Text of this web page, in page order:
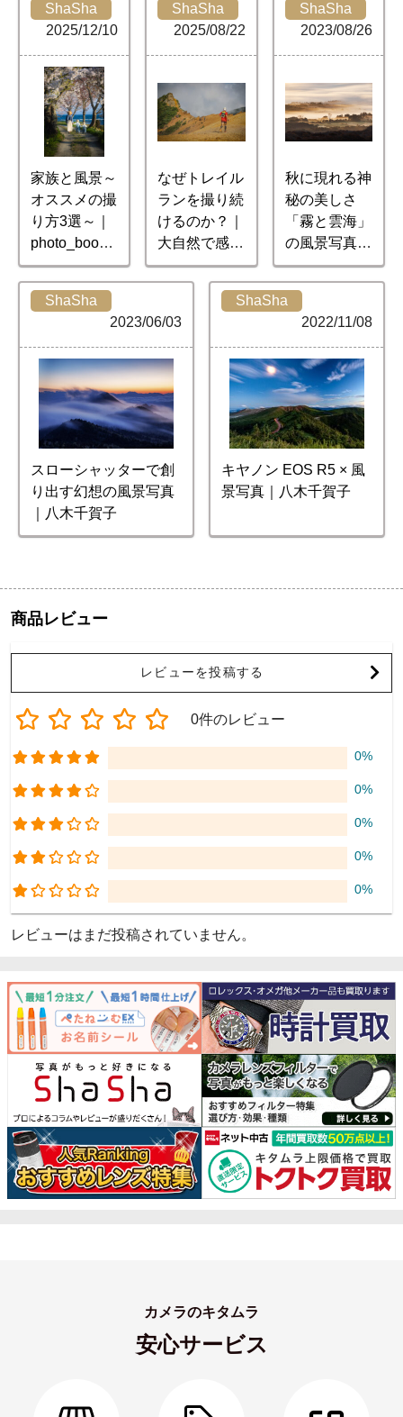
ShaSha
2025/12/10
家族と風景～
オススメの撮
り方3選～｜
photo_boooo
y
ShaSha
2025/08/22
なぜトレイル
ランを撮り続
けるのか？｜
大自然で感動
を写すプロフ
ォトグラファ
ShaSha
2023/08/26
秋に現れる神
秘の美しさ
「霧と雲海」
の風景写真｜
八木千賀子
ShaSha
2023/06/03
スローシャッターで創
り出す幻想の風景写真
｜八木千賀子
ShaSha
2022/11/08
キヤノン EOS R5 × 風
景写真｜八木千賀子
商品レビュー
レビューを投稿する
0件のレビュー
0%
0%
0%
0%
0%
レビューはまだ投稿されていません。
カメラのキタムラ
安心サービス